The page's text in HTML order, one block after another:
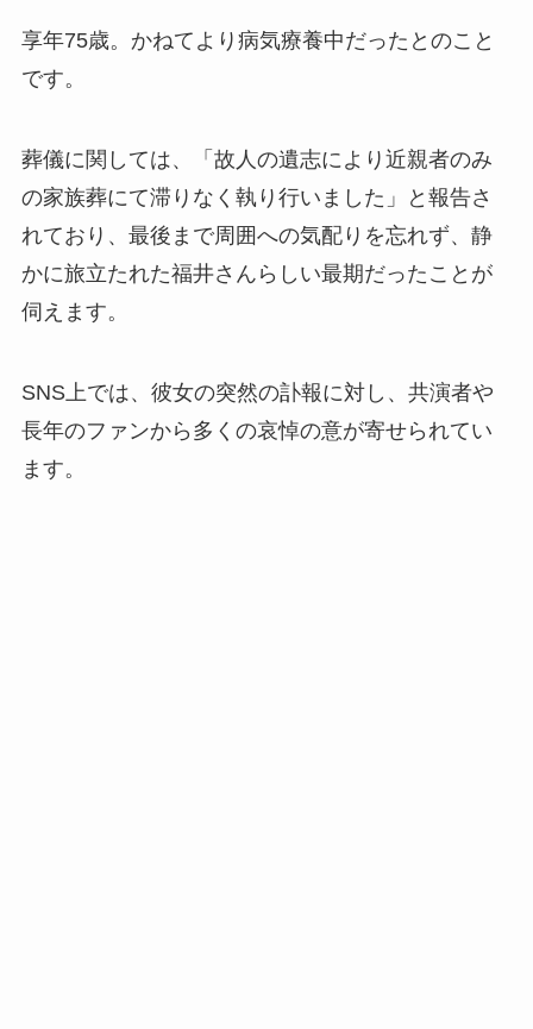
享年75歳。かねてより病気療養中だったとのこと
です。
葬儀に関しては、「故人の遺志により近親者のみ
の家族葬にて滞りなく執り行いました」と報告さ
れており、最後まで周囲への気配りを忘れず、静
かに旅立たれた福井さんらしい最期だったことが
伺えます。
SNS上では、彼女の突然の訃報に対し、共演者や
長年のファンから多くの哀悼の意が寄せられてい
ます。